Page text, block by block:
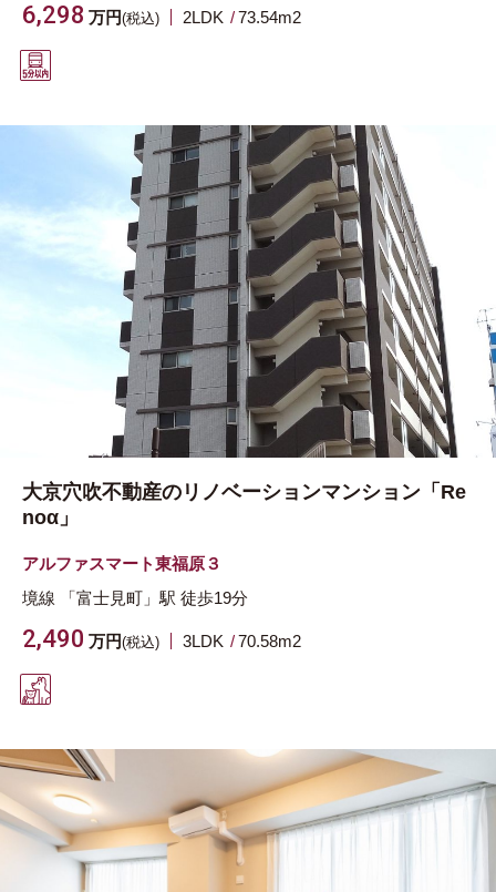
6,298 万円(税込) 2LDK 73.54m2
大京穴吹不動産のリノベーションマンション「Re
noα」
アルファスマート東福原３
境線
「富士見町」駅 徒歩19分
2,490 万円(税込) 3LDK 70.58m2